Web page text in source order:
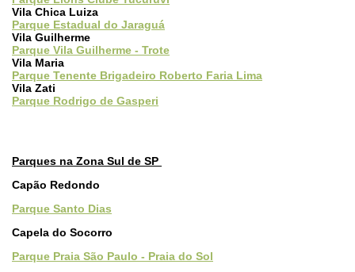
Vila Chica Luiza
Parque Estadual do Jaraguá
Vila Guilherme
Parque Vila Guilherme - Trote
Vila Maria
Parque Tenente Brigadeiro Roberto Faria Lima
Vila Zati
Parque Rodrigo de Gasperi
Parques na Zona Sul de SP
Capão Redondo
Parque Santo Dias
Capela do Socorro
Parque Praia São Paulo - Praia do Sol